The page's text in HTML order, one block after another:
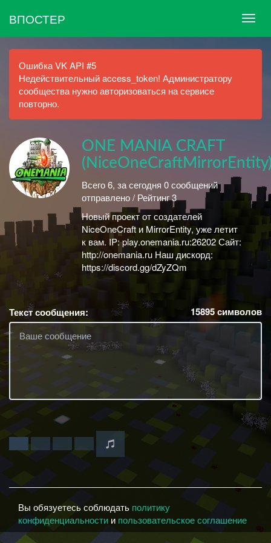
ВПОСТЕР
Ошибка VK API #5
Недействительный access_token! Администратору
сообщества нужно авторизоваться на сервисе
повторно.
ONE MANIA CRAFT
Всего 6, за сегодня 0 сообщений
отправлено / Рейтинг 3
Новый проект от создателей
NiceOneCraft и MirrorEntity, уже летит
к вам. IP: play.onemania.ru:26202 Сайт:
http://onemania.ru Наш дискорд:
https://discord.gg/dZyZQm
Текст сообщения: 15895символов
Вы обязуетесь соблюдать политику
конфиденциальности и пользовательское соглашение